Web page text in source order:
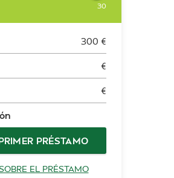
30
300 €
€
€
PRÉSTAMO
EL PRÉSTAMO